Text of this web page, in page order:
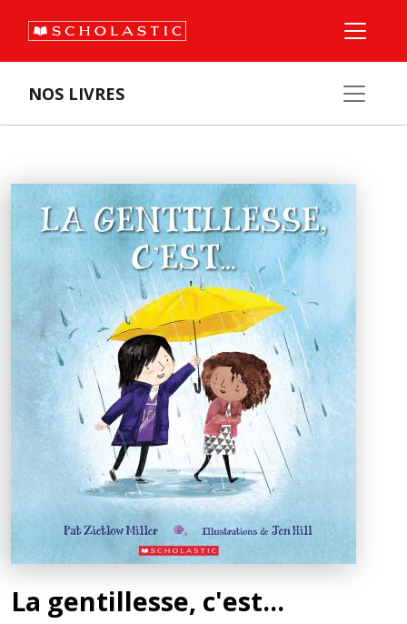
NOS LIVRES
La gentillesse, c'est...